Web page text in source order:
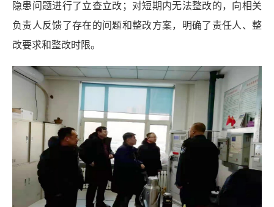
隐患问题进行了立查立改；对短期内无法整改的，向相关
负责人反馈了存在的问题和整改方案，明确了责任人、整
改要求和整改时限。